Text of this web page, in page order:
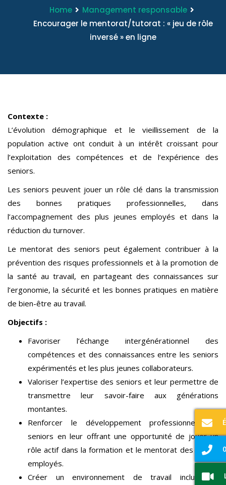
Home
Management responsable
Encourager le mentorat/tutorat : « jeu de rôle
inversé » en ligne
Contexte :
L’évolution démographique et le vieillissement de la
population active ont conduit à un intérêt croissant pour
l’exploitation des compétences et de l’expérience des
seniors.
Les seniors peuvent jouer un rôle clé dans la transmission
des bonnes pratiques professionnelles, dans
l’accompagnement des plus jeunes employés et dans la
réduction du turnover.
Le mentorat des seniors peut également contribuer à la
prévention des risques professionnels et à la promotion de
la santé au travail, en partageant des connaissances sur
l’ergonomie, la sécurité et les bonnes pratiques en matière
de bien-être au travail.
Objectifs :
Favoriser l’échange intergénérationnel des
compétences et des connaissances entre les seniors
expérimentés et les plus jeunes collaborateurs.
Valoriser l’expertise des seniors et leur permettre de
transmettre leur savoir-faire aux générations
montantes.
Renforcer le développement professionnel des
seniors en leur offrant une opportunité de jouer un
rôle actif dans la formation et le mentorat des autres
employés.
Créer un environnement de travail inclusif et